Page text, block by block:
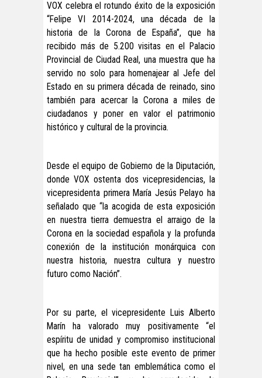
VOX celebra el rotundo éxito de la exposición
“Felipe VI 2014-2024, una década de la
historia de la Corona de España”, que ha
recibido más de 5.200 visitas en el Palacio
Provincial de Ciudad Real, una muestra que ha
servido no solo para homenajear al Jefe del
Estado en su primera década de reinado, sino
también para acercar la Corona a miles de
ciudadanos y poner en valor el patrimonio
histórico y cultural de la provincia.
Desde el equipo de Gobierno de la Diputación,
donde VOX ostenta dos vicepresidencias, la
vicepresidenta primera María Jesús Pelayo ha
señalado que “la acogida de esta exposición
en nuestra tierra demuestra el arraigo de la
Corona en la sociedad española y la profunda
conexión de la institución monárquica con
nuestra historia, nuestra cultura y nuestro
futuro como Nación”.
Por su parte, el vicepresidente Luis Alberto
Marín ha valorado muy positivamente “el
espíritu de unidad y compromiso institucional
que ha hecho posible este evento de primer
nivel, en una sede tan emblemática como el